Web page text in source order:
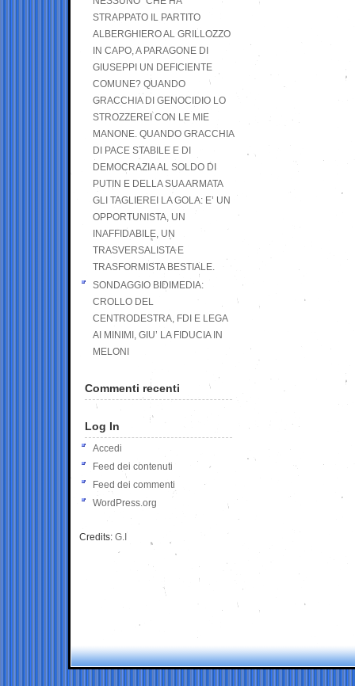
STRAPPATO IL PARTITO
ALBERGHIERO AL GRILLOZZO
IN CAPO, A PARAGONE DI
GIUSEPPI UN DEFICIENTE
COMUNE? QUANDO
GRACCHIA DI GENOCIDIO LO
STROZZEREI CON LE MIE
MANONE. QUANDO GRACCHIA
DI PACE STABILE E DI
DEMOCRAZIA AL SOLDO DI
PUTIN E DELLA SUA ARMATA
GLI TAGLIEREI LA GOLA: E’ UN
OPPORTUNISTA, UN
INAFFIDABILE, UN
TRASVERSALISTA E
TRASFORMISTA BESTIALE.
SONDAGGIO BIDIMEDIA:
CROLLO DEL
CENTRODESTRA, FDI E LEGA
AI MINIMI, GIU’ LA FIDUCIA IN
MELONI
Commenti recenti
Log In
Accedi
Feed dei contenuti
Feed dei commenti
WordPress.org
Credits: G.I